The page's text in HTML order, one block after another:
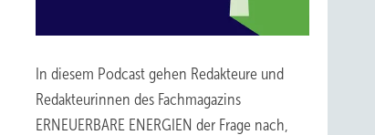
In diesem Podcast gehen Redakteure und
Redakteurinnen des Fachmagazins
ERNEUERBARE ENERGIEN der Frage nach,